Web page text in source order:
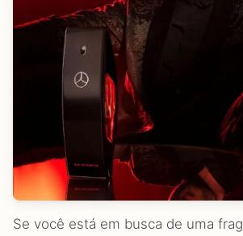
Se você está em busca de uma